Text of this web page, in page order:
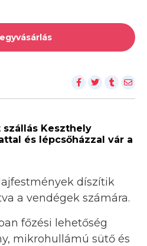
Keszthely
és lépcsőházzal vár a
díszítik
a vendégek számára.
főzési lehetőség
mikrohullámú sütő és